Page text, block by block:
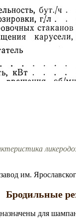
им.
Бродильные
для